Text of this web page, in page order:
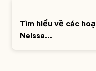
Tìm hiểu về các
Neissa...